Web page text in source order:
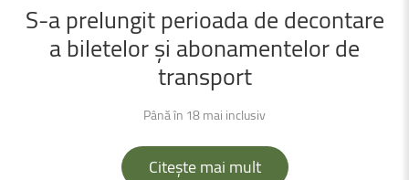
S-aprelungitperioadade decontare
abiletelorși abonamentelorde
transport
Până în 18 mai inclusiv
Citește mai mult